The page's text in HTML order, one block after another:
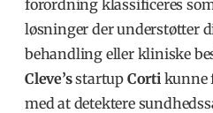
forordning klassificeres
løsninger der understøtter
behandling eller kliniske
Cleve’sstartup Corti kunne
med at detektere